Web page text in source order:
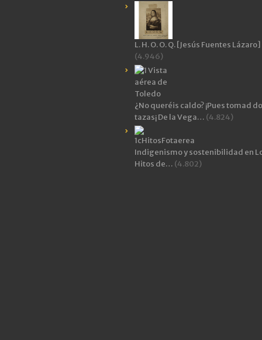
L. H. O. O. Q. [Jesús Fuentes Lázaro]
(4.946)
¿No queréis caldo? ¡Pues tomad
tazas¡ De la Vega… (4.824)
Indigenismo y sostenibilidad en
Hitos de… (4.802)